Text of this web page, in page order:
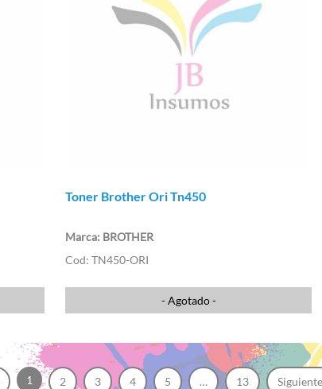
Toner Brother Ori Tn450
BROTHER
TN450-ORI
- Agotado -
1 2 3 4 5 … 13 Siguiente